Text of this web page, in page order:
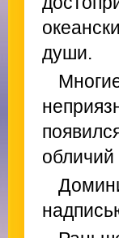
души.